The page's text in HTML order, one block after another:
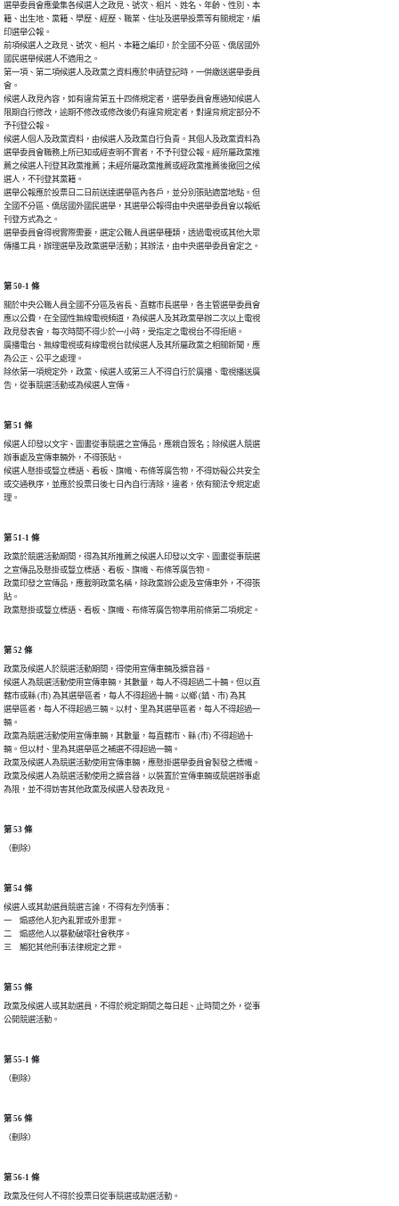
選舉委員會應彙集各候選人之政見、號次、相片、姓名、年齡、性別、本
籍、出生地、黨籍、學歷、經歷、職業、住址及選舉投票等有關規定，編
印選舉公報。
前項候選人之政見、號次、相片、本籍之編印，於全國不分區、僑居國外
國民選舉候選人不適用之。
第一項、第二項候選人及政黨之資料應於申請登記時，一併繳送選舉委員
會。
候選人政見內容，如有違背第五十四條規定者，選舉委員會應通知候選人
限期自行修改，逾期不修改或修改後仍有違背規定者，對違背規定部分不
予刊登公報。
候選人個人及政黨資料，由候選人及政黨自行負責。其個人及政黨資料為
選舉委員會職務上所已知或經查明不實者，不予刊登公報。經所屬政黨推
薦之候選人刊登其政黨推薦；未經所屬政黨推薦或經政黨推薦後撤回之候
選人，不刊登其黨籍。
選舉公報應於投票日二日前送達選舉區內各戶，並分別張貼適當地點。但
全國不分區、僑居國外國民選舉，其選舉公報得由中央選舉委員會以報紙
刊登方式為之。
選舉委員會得視實際需要，選定公職人員選舉種類，透過電視或其他大眾
傳播工具，辦理選舉及政黨選舉活動；其辦法，由中央選舉委員會定之。
第 50-1 條
關於中央公職人員全國不分區及省長、直轄市長選舉，各主管選舉委員會
應以公費，在全國性無線電視頻道，為候選人及其政黨舉辦二次以上電視
政見發表會，每次時間不得少於一小時，受指定之電視台不得拒絕。
廣播電台、無線電視或有線電視台就候選人及其所屬政黨之相關新聞，應
為公正、公平之處理。
除依第一項規定外，政黨、候選人或第三人不得自行於廣播、電視播送廣
告，從事競選活動或為候選人宣傳。
第 51 條
候選人印發以文字、圖畫從事競選之宣傳品，應親自簽名；除候選人競選
辦事處及宣傳車輛外，不得張貼。
候選人懸掛或豎立標語、看板、旗幟、布條等廣告物，不得妨礙公共安全
或交通秩序，並應於投票日後七日內自行清除，違者，依有關法令規定處
理。
第 51-1 條
政黨於競選活動期間，得為其所推薦之候選人印發以文字、圖畫從事競選
之宣傳品及懸掛或豎立標語、看板、旗幟、布條等廣告物。
政黨印發之宣傳品，應載明政黨名稱，除政黨辦公處及宣傳車外，不得張
貼。
政黨懸掛或豎立標語、看板、旗幟、布條等廣告物準用前條第二項規定。
第 52 條
政黨及候選人於競選活動期間，得使用宣傳車輛及擴音器。
候選人為競選活動使用宣傳車輛，其數量，每人不得超過二十輛。但以直
轄市或縣 (市) 為其選舉區者，每人不得超過十輛。以鄉 (鎮、市) 為其
選舉區者，每人不得超過三輛。以村、里為其選舉區者，每人不得超過一
輛。
政黨為競選活動使用宣傳車輛，其數量，每直轄市、縣 (市) 不得超過十
輛。但以村、里為其選舉區之補選不得超過一輛。
政黨及候選人為競選活動使用宣傳車輛，應懸掛選舉委員會製發之標幟。
政黨及候選人為競選活動使用之擴音器，以裝置於宣傳車輛或競選辦事處
為限，並不得妨害其他政黨及候選人發表政見。
第 53 條
（刪除）
第 54 條
候選人或其助選員競選言論，不得有左列情事：
一　煽惑他人犯內亂罪或外患罪。
二　煽惑他人以暴動破壞社會秩序。
第 55 條
政黨及候選人或其助選員，不得於規定期間之每日起、止時間之外，從事
公開競選活動。
第 55-1 條
（刪除）
第 56 條
（刪除）
第 56-1 條
政黨及任何人不得於投票日從事競選或助選活動。